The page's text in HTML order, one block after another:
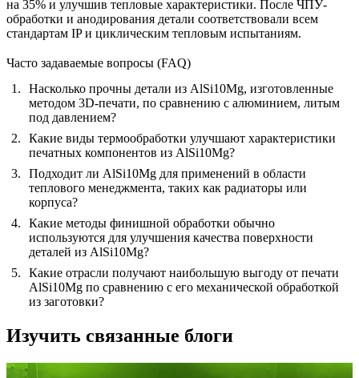
на 35% и улучшив тепловые характеристики. После ЧПУ-
обработки и анодирования детали соответствовали всем
стандартам IP и циклическим тепловым испытаниям.
Часто задаваемые вопросы (FAQ)
Насколько прочны детали из AlSi10Mg, изготовленные
методом 3D-печати, по сравнению с алюминием, литым
под давлением?
Какие виды термообработки улучшают характеристики
печатных компонентов из AlSi10Mg?
Подходит ли AlSi10Mg для применений в области
теплового менеджмента, таких как радиаторы или
корпуса?
Какие методы финишной обработки обычно
используются для улучшения качества поверхности
деталей из AlSi10Mg?
Какие отрасли получают наибольшую выгоду от печати
AlSi10Mg по сравнению с его механической обработкой
из заготовки?
Изучить связанные блоги